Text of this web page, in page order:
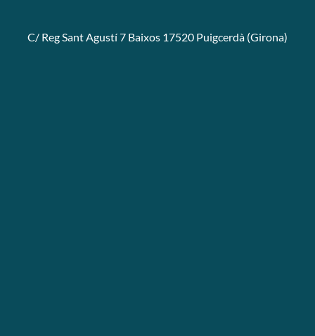
C/ Reg Sant Agustí 7 Baixos 17520 Puigcerdà (Girona)